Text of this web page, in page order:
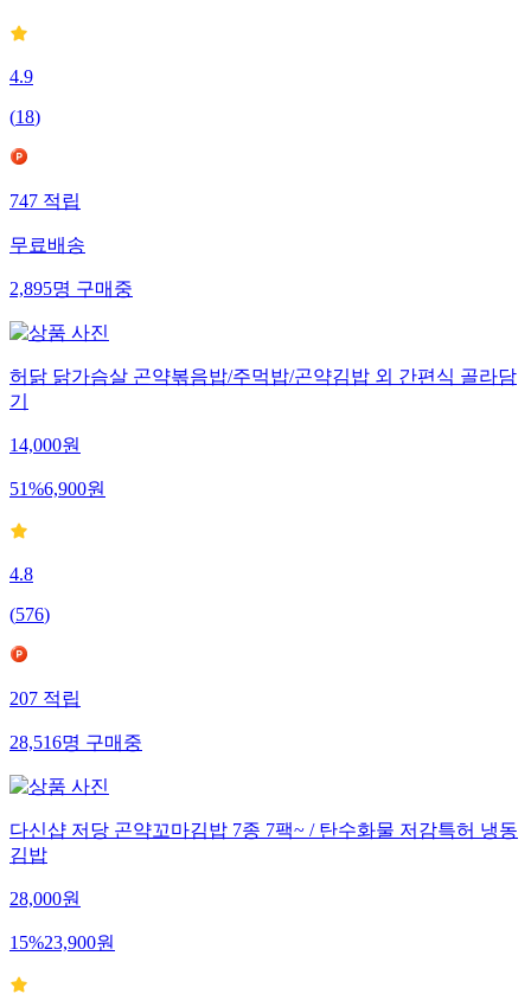
4.9
(18)
747 적립
무료배송
2,895명 구매중
허닭 닭가슴살 곤약볶음밥/주먹밥/곤약김밥 외 간편식 골라담
기
14,000원
51%6,900원
4.8
(576)
207 적립
28,516명 구매중
다신샵 저당 곤약꼬마김밥 7종 7팩~ / 탄수화물 저감특허 냉동
김밥
28,000원
15%23,900원